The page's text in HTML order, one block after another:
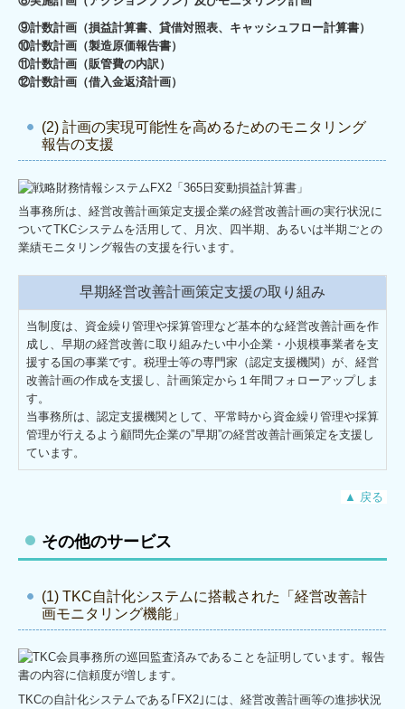
⑨計数計画（損益計算書、貸借対照表、キャッシュフロー計算書）
⑩計数計画（製造原価報告書）
⑪計数計画（販管費の内訳）
⑫計数計画（借入金返済計画）
(2) 計画の実現可能性を高めるためのモニタリング
報告の支援
当事務所は、経営改善計画策定支援企業の経営改善計画の実行状況に
ついてTKCシステムを活用して、月次、四半期、あるいは半期ごとの
業績モニタリング報告の支援を行います。
早期経営改善計画策定支援の取り組み
当制度は、資金繰り管理や採算管理など基本的な経営改善計画を作
成し、早期の経営改善に取り組みたい中小企業・小規模事業者を支
援する国の事業です。税理士等の専門家（認定支援機関）が、経営
改善計画の作成を支援し、計画策定から１年間フォローアップしま
す。
当事務所は、認定支援機関として、平常時から資金繰り管理や採算
管理が行えるよう顧問先企業の”早期”の経営改善計画策定を支援し
ています。
▲ 戻る
その他のサービス
(1) TKC自計化システムに搭載された「経営改善計
画モニタリング機能」
TKCの自計化システムである｢FX2｣には、経営改善計画等の進捗状況